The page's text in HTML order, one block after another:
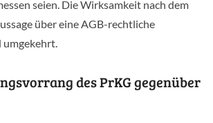
seien. Die Wirksamkeit nach dem
über eine AGB-rechtliche
umgekehrt.
des PrKG gegenüber